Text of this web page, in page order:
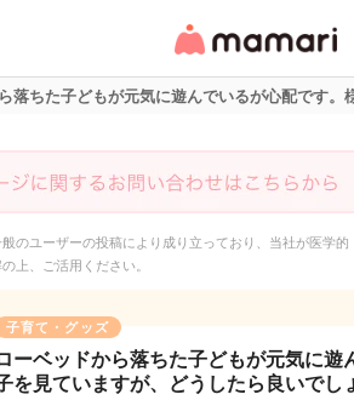
リ・情報サイト
落ちた子どもが元気に遊んでいるが心配です。
のユーザーの投稿により成り立っており、当社が医学的
上、ご活用ください。
子育て・グッズ
ーベッドから落ちた子どもが元気に遊
を見ていますが、どうしたら良いでし